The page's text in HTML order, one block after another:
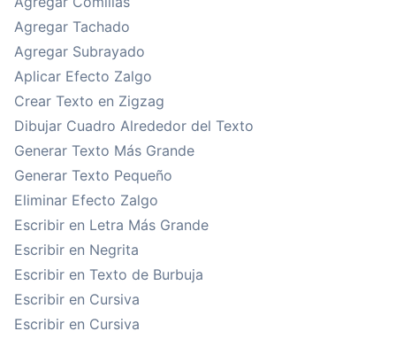
Agregar Tachado
Agregar Subrayado
Aplicar Efecto Zalgo
Crear Texto en Zigzag
Dibujar Cuadro Alrededor del Texto
Generar Texto Más Grande
Generar Texto Pequeño
Eliminar Efecto Zalgo
Escribir en Letra Más Grande
Escribir en Negrita
Escribir en Texto de Burbuja
Escribir en Cursiva
Escribir en Cursiva